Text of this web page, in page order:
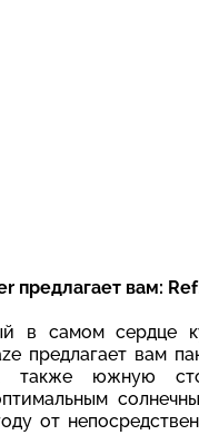
предлагает вам:
в самом сердце
предлагает вам
южную
от